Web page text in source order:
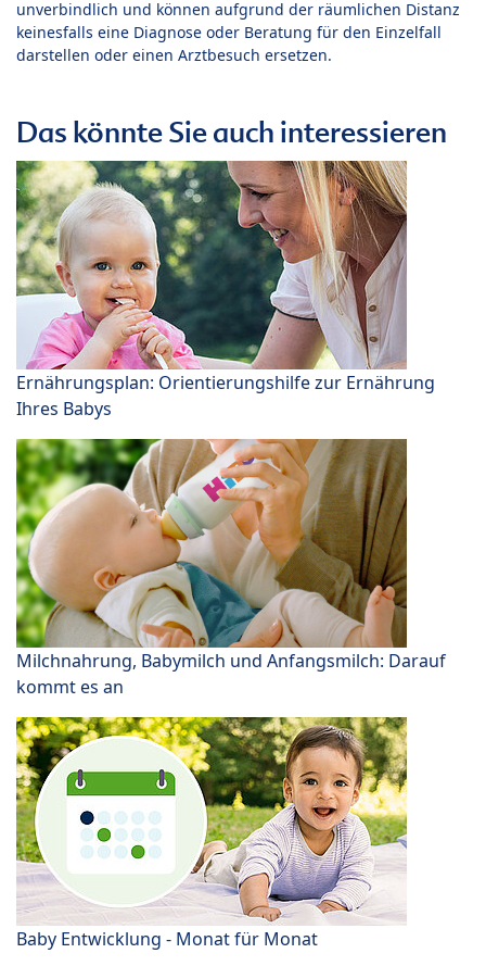
unverbindlich und können aufgrund der räumlichen Distanz
keinesfalls eine Diagnose oder Beratung für den Einzelfall
darstellen oder einen Arztbesuch ersetzen.
Das könnte Sie auch interessieren
Ernährungsplan: Orientierungshilfe zur Ernährung
Ihres Babys
Milchnahrung, Babymilch und Anfangsmilch: Darauf
kommt es an
Baby Entwicklung - Monat für Monat